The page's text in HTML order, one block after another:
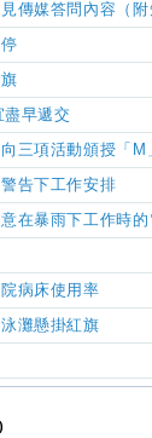
傳媒答問內容（附
盡早遞交
三項活動頒授「M
告下工作安排
在暴雨下工作時的
病床使用率
灘懸掛紅旗